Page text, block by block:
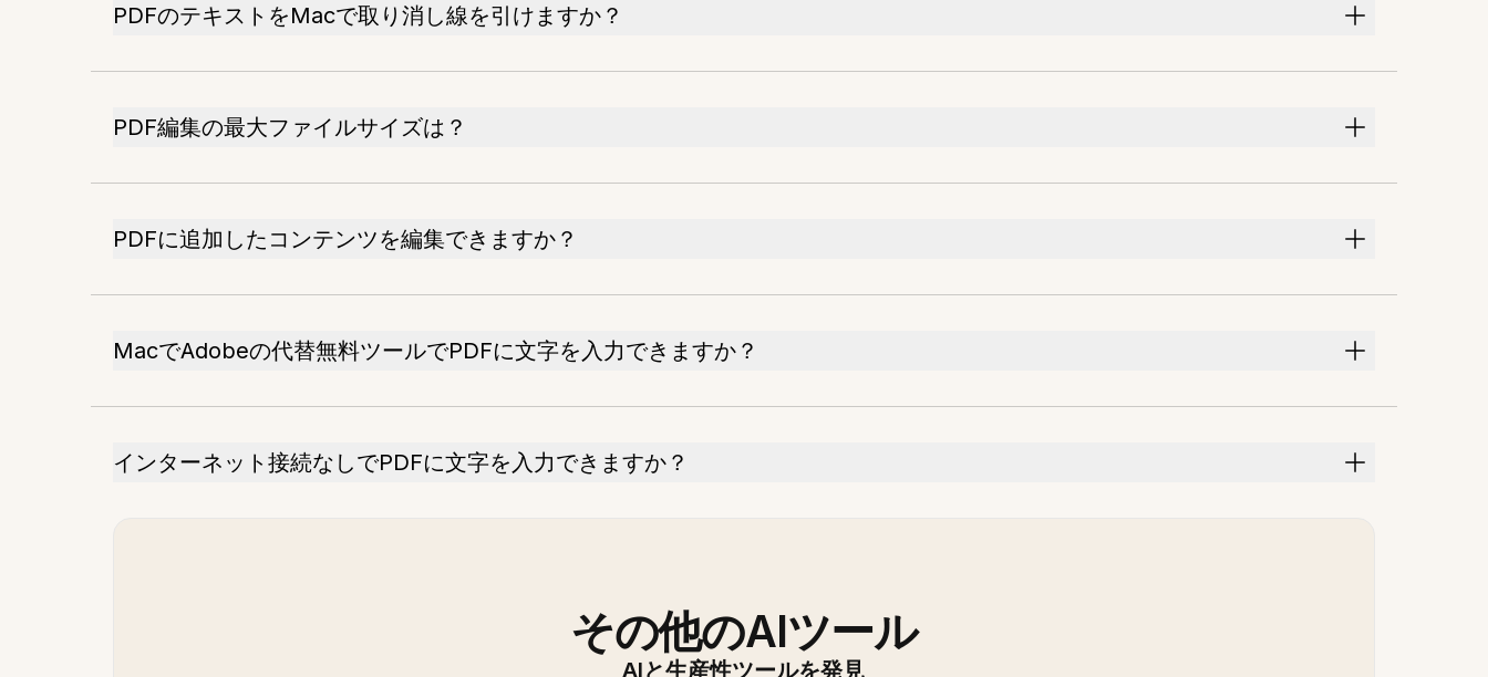
PDFのテキストをMacで取り消し線を引けますか？
PDF編集の最大ファイルサイズは？
PDFに追加したコンテンツを編集できますか？
MacでAdobeの代替無料ツールでPDFに文字を入力できますか？
インターネット接続なしでPDFに文字を入力できますか？
その他のAIツール
AIと生産性ツールを発見